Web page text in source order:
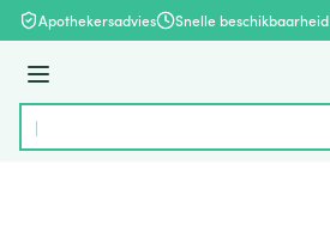
Ga naar de inhoud
Apothekersadvies Snelle beschikbaarheid
Menu
Product, merk, categorie...